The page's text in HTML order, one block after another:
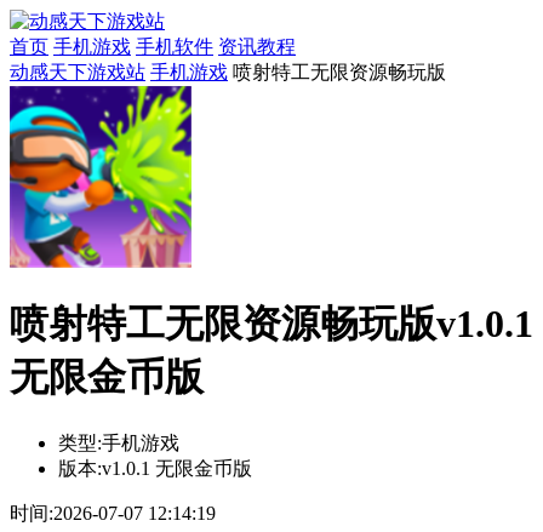
首页 手机游戏 手机软件 资讯教程
动感天下游戏站 手机游戏 喷射特工无限资源畅玩版
喷射特工无限资源畅玩版v1.0.1
无限金币版
类型:手机游戏
版本:v1.0.1 无限金币版
时间:2026-07-07 12:14:19